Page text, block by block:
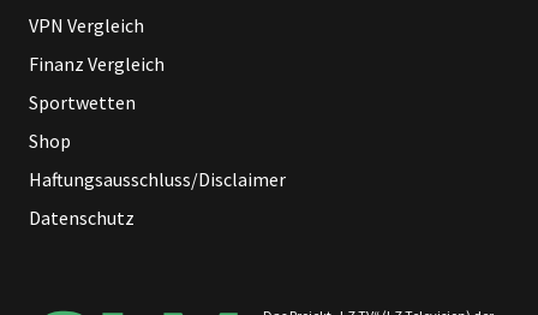
VPN Vergleich
Finanz Vergleich
Sportwetten
Shop
Haftungsausschluss/Disclaimer
Datenschutz